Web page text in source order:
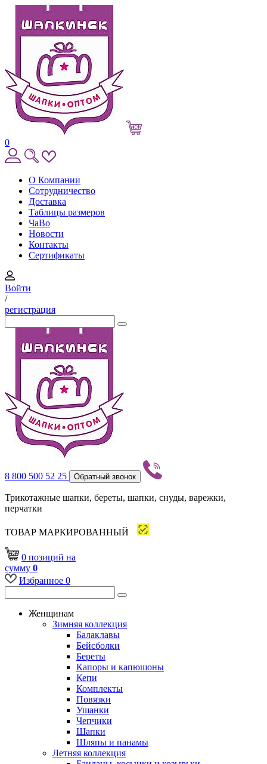
0
О Компании
Сотрудничество
Доставка
Таблицы размеров
ЧаВо
Новости
Контакты
Сертификаты
Войти
/
регистрация
8 800 500 52 25 Обратный звонок
Трикотажные шапки, береты, шапки, снуды, варежки,
перчатки
ТОВАР МАРКИРОВАННЫЙ
0 позиций на
сумму 0
Избранное 0
Женщинам
Зимняя коллекция
Балаклавы
Бейсболки
Береты
Капоры и капюшоны
Кепи
Комплекты
Повязки
Ушанки
Чепчики
Шапки
Шляпы и панамы
Летняя коллекция